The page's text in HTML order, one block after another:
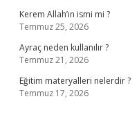
Kerem Allah’ın ismi mi ?
Temmuz 25, 2026
Ayraç neden kullanılır ?
Temmuz 21, 2026
Eğitim materyalleri nelerdir ?
Temmuz 17, 2026